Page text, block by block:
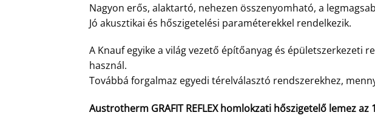
Nagyon erős, alaktartó, nehezen összenyomható, a
Jó akusztikai és hőszigetelési paraméterekkel rendelkezik.
A Knauf egyike a világ vezető építőanyag és
használ.
Továbbá forgalmaz egyedi térelválasztó rendszerekhez,
Austrotherm GRAFIT REFLEX homlokzati hőszigetelő lemez